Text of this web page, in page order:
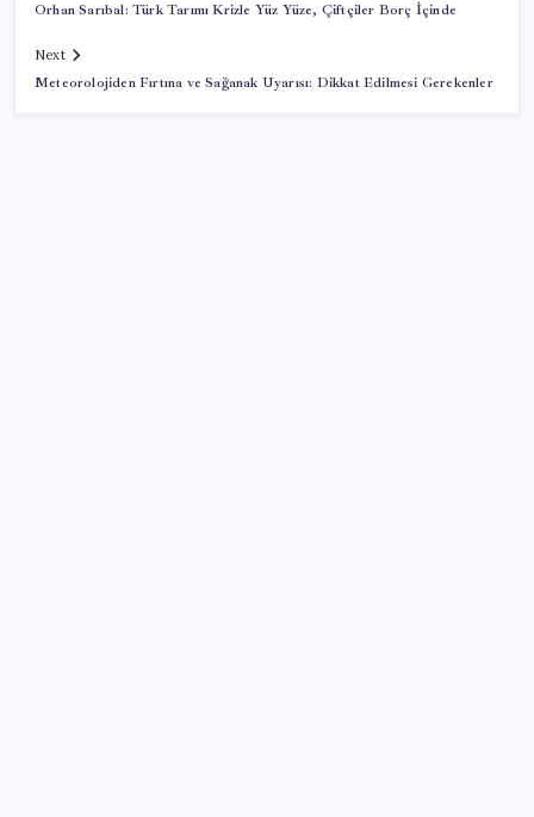
Orhan Sarıbal: Türk Tarımı Krizle Yüz Yüze, Çiftçiler Borç İçinde
Next
Meteorolojiden Fırtına ve Sağanak Uyarısı: Dikkat Edilmesi Gerekenler